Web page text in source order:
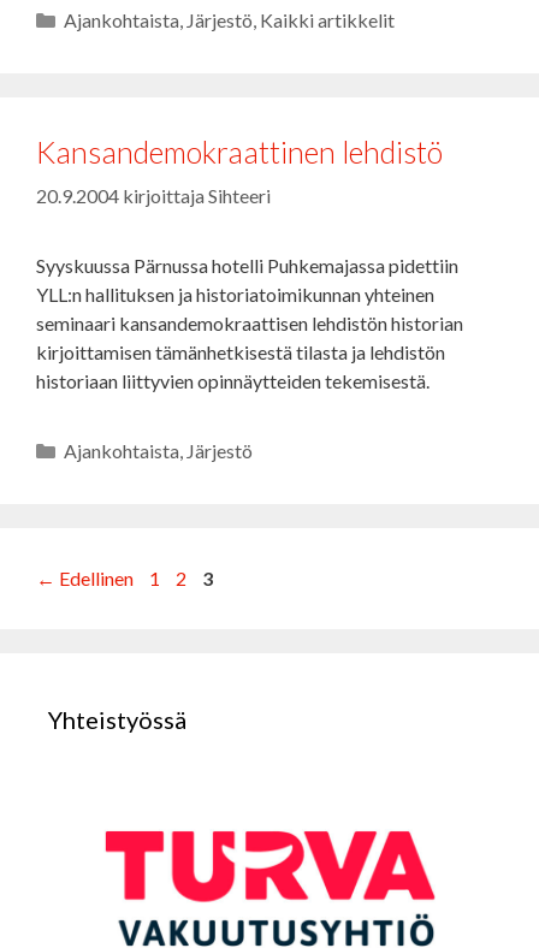
Kategoriat
Ajankohtaista, Järjestö, Kaikki artikkelit
Kansandemokraattinen lehdistö
20.9.2004 kirjoittajaSihteeri
Syyskuussa Pärnussa hotelli Puhkemajassa pidettiin
YLL:n hallituksen ja historiatoimikunnan yhteinen
seminaari kansandemokraattisen lehdistön historian
kirjoittamisen tämänhetkisestä tilasta ja lehdistön
historiaan liittyvien opinnäytteiden tekemisestä.
Kategoriat
Ajankohtaista, Järjestö
← Edellinen Sivu
1 Sivu
2 Sivu
3
Yhteistyössä